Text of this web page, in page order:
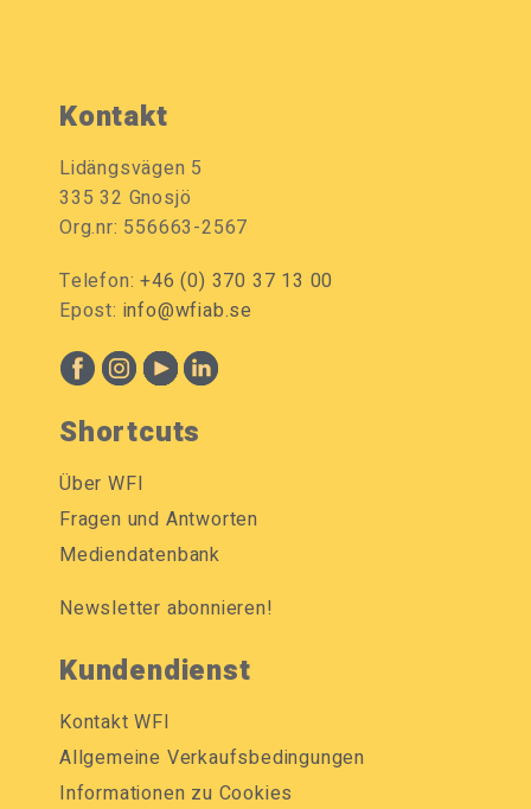
Kontakt
Lidängsvägen 5
335 32 Gnosjö
Org.nr: 556663-2567
Telefon:+46 (0) 370 37 13 00
Epost: info@wfiab.se
Shortcuts
Über WFI
Fragen und Antworten
Mediendatenbank
Newsletter abonnieren!
Kundendienst
Kontakt WFI
Allgemeine Verkaufsbedingungen
Informationen zu Cookies